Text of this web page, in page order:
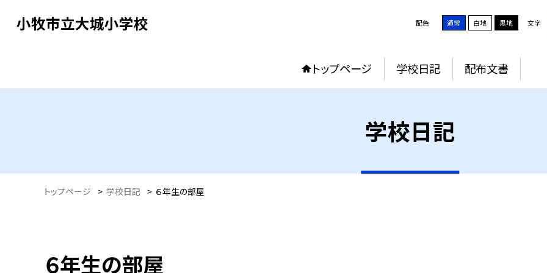
小牧市立大城小学校 配色 通常 白地 黒地 文字
トップページ 学校日記 配布文書
学校日記
トップページ > 学校日記 > ６年生の部屋
６年生の部屋